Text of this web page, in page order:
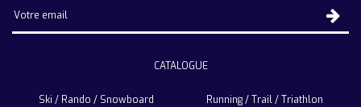
CATALOGUE
Ski / Rando / Snowboard
Running / Trail / Triathlon